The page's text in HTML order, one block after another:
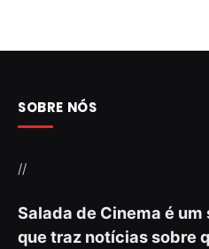
SOBRE NÓS
//
Salada de Cinema é
que traz notícias sobre